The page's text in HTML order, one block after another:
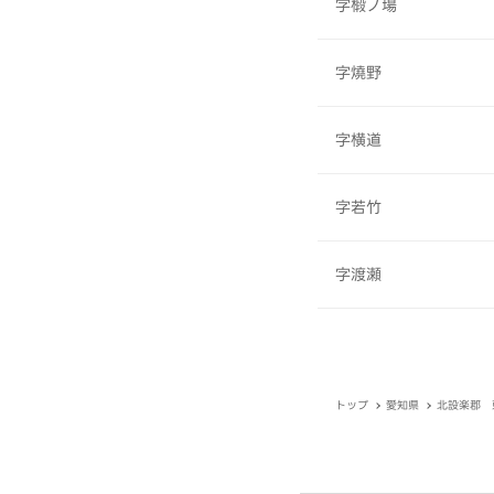
字椴ノ場
字燒野
字横道
字若竹
字渡瀬
トップ 愛知県 北設楽郡